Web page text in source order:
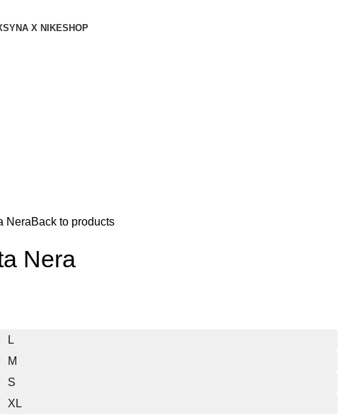
SYNA X NIKESHOP
NeraBack to products
Nera
L
M
S
XL